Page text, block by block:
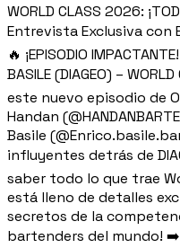
WORLD CLASS 2026:
Entrevista Exclusiva con
🔥 ¡EPISODIO
BASILE (DIAGEO) –
este nuevo episodio de
Handan
Basile
influyentes detrás de
saber todo lo que trae
está lleno de detalles
secretos de la
bartenders del mundo!